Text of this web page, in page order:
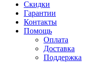
Скидки
Гарантии
Контакты
Помощь
Оплата
Доставка
Поддержка